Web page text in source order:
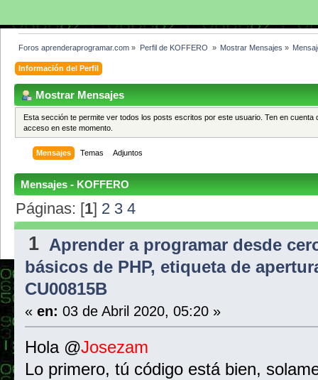
Foros aprenderaprogramar.com » Perfil de KOFFERO » Mostrar Mensajes »
Información del Perfil
Mostrar Mensajes
Esta sección te permite ver todos los posts escritos por este usuario. Ten en
acceso en este momento.
Mensajes Temas Adjuntos
Mensajes - KOFFERO
Páginas: [1] 2 3 4
1 Aprender a programar desde
básicos de PHP, etiqueta de
CU00815B
« en: 03 de Abril 2020, 05:20 »
Hola @Josezam
Lo primero, tú código está bien,